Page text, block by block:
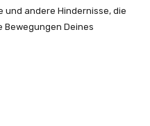
und andere Hindernisse, die
Bewegungen Deines